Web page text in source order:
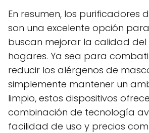
En resumen, los purificadores
son una excelente opción
buscan mejorar la calidad del
hogares. Ya sea para
reducir los alérgenos de
simplemente mantener un
limpio, estos dispositivos
combinación de tecnología
facilidad de uso y precios